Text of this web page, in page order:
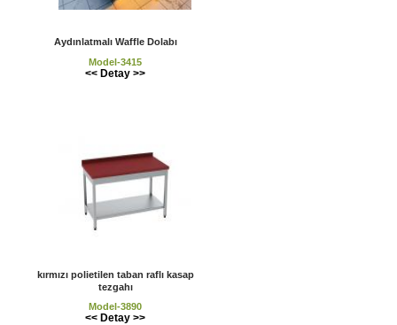
Aydınlatmalı Waffle Dolabı
Model-3415
<< Detay >>
kırmızı polietilen taban raflı kasap
tezgahı
Model-3890
<< Detay >>